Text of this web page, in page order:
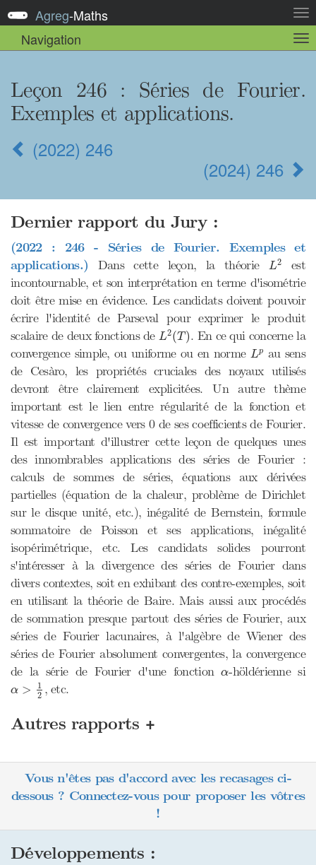
la
Agreg-Maths
Navigation
la
Leçon 246 : Séries de Fourier.
Exemples et applications.
(2022) 246
(2024) 246
Dernier rapport du Jury :
(2022 : 246 - Séries de Fourier. Exemples et
applications.) Dans cette leçon, la théorie L2
L2 est
incontournable, et son interprétation en terme d'isométrie
doit être mise en évidence. Les candidats doivent pouvoir
écrire l'identité de Parseval pour exprimer le produit
scalaire de deux fonctions deL2(T )
L2 (T) . En ce qui concerne la
convergence simple, ou uniforme ou en norme Lp
Lp au sens
de Cesàro, les propriétés cruciales des noyaux utilisés
devront être clairement explicitées. Un autre thème
important est le lien entre régularité de la fonction et
vitesse de convergence vers 0 de ses coefficients de Fourier.
Il est important d'illustrer cette leçon de quelques unes
des innombrables applications des séries de Fourier :
calculs de sommes de séries, équations aux dérivées
partielles (équation de la chaleur, problème de Dirichlet
sur le disque unité, etc.), inégalité de Bernstein, formule
sommatoire de Poisson et ses applications, inégalité
isopérimétrique, etc. Les candidats solides pourront
s'intéresser à la divergence des séries de Fourier dans
divers contextes, soit en exhibant des contre-exemples, soit
en utilisant la théorie de Baire. Mais aussi aux procédés
de sommation presque partout des séries de Fourier, aux
séries de Fourier lacunaires, à l'algèbre de Wiener des
séries de Fourier absolument convergentes, la convergence
de la série de Fourier d'une fonctionα
α-höldérienne si
α >
1
2
2 , etc.
Autres rapports +
Vous n'êtes pas d'accord avec les recasages ci-
dessous ? Connectez-vous pour proposer les vôtres
!
Développements :